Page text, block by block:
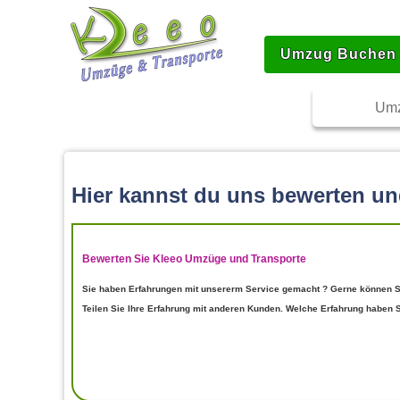
Umzug Buchen
Hier kannst du uns bewerten
Bewerten Sie Kleeo Umzüge und Transporte
Sie haben Erfahrungen mit unsererm Service gemacht ? Gerne können
Teilen Sie Ihre Erfahrung mit anderen Kunden. Welche Erfahrung haben